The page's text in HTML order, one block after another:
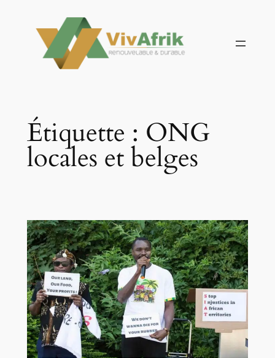
contenu
Étiquette : ONG
locales et belges